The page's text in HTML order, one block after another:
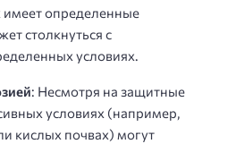
имеет определенные
столкнуться с
условиях.
: Несмотря на защитные
условиях (например,
кислых почвах) могут